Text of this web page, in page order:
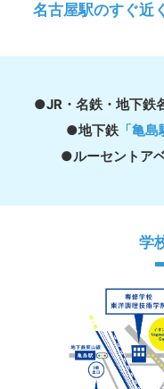
名古屋駅のすぐ近
●JR・名鉄・地下鉄
●地下鉄「亀島
●ルーセントア
学